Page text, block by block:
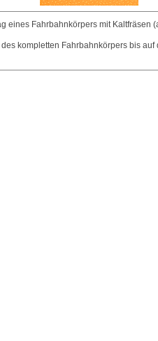
eines Fahrbahnkörpers mit Kaltfräsen
kompletten Fahrbahnkörpers bis